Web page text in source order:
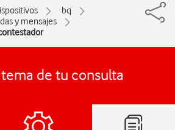
bq
y mensajes
de tu consulta